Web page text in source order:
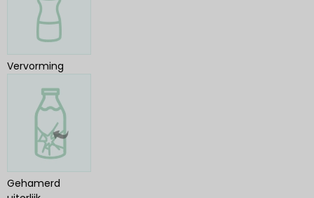
Vervorming
Gehamerd